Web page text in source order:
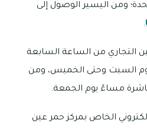
ومن اليسير الوصول إلى
.
التجاري من الساعة السابعة
السبت وحتى الخميس، ومن
مساءً يوم الجمعة.
الخاص بمركز حمر عين